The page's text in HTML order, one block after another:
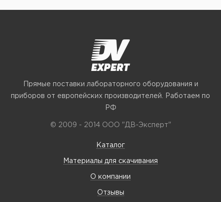
Прямые поставки лабораторного оборудования и
приборов от европейских производителей. Работаем по
РФ
© 2009 - 2014 ООО "ДВ-Эксперт"
Каталог
Материалы для скачивания
О компании
Отзывы